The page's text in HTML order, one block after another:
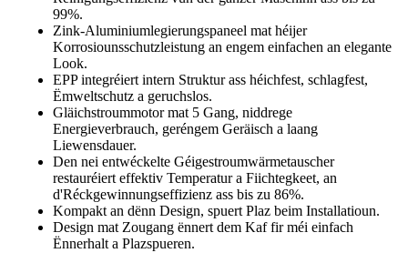
99%.
Zink-Aluminiumlegierungspaneel mat héijer
Korrosiounsschutzleistung an engem einfachen an elegante
Look.
EPP integréiert intern Struktur ass héichfest, schlagfest,
Ëmweltschutz a geruchslos.
Gläichstroummotor mat 5 Gang, niddrege
Energieverbrauch, geréngem Geräisch a laang
Liewensdauer.
Den nei entwéckelte Géigestroumwärmetauscher
restauréiert effektiv Temperatur a Fiichtegkeet, an
d'Réckgewinnungseffizienz ass bis zu 86%.
Kompakt an dënn Design, spuert Plaz beim Installatioun.
Design mat Zougang ënnert dem Kaf fir méi einfach
Ënnerhalt a Plazspueren.